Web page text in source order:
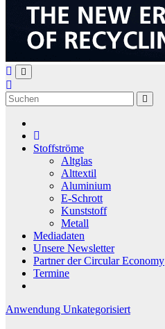
Stoffströme
Altglas
Alttextil
Aluminium
E-Schrott
Kunststoff
Metall
Mediadaten
Unsere Newsletter
Partner der Circular Economy
Termine
Anwendung Unkategorisiert